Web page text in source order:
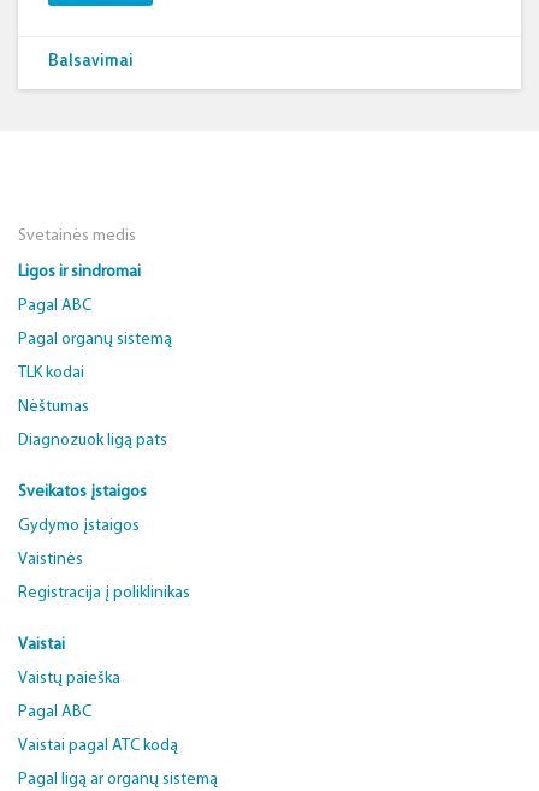
Balsavimai
Svetainės medis
Ligos ir sindromai
Pagal ABC
Pagal organų sistemą
TLK kodai
Nėštumas
Diagnozuok ligą pats
Sveikatos įstaigos
Gydymo įstaigos
Vaistinės
Registracija į poliklinikas
Vaistai
Vaistų paieška
Pagal ABC
Vaistai pagal ATC kodą
Pagal ligą ar organų sistemą